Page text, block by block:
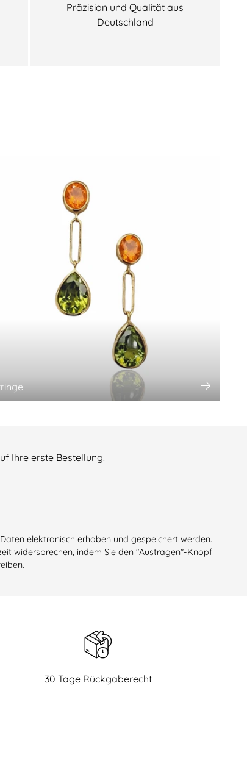
Präzision und Qualität aus
Deutschland
Ihre erste Bestellung.
elektronisch erhoben und gespeichert werden.
widersprechen, indem Sie den "Austragen"-Knopf
30 Tage Rückgaberecht